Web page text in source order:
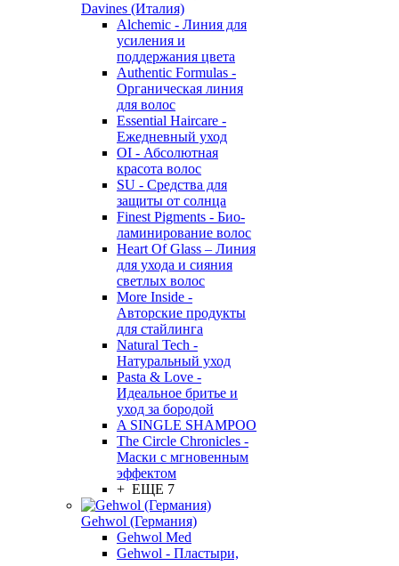
Davines (Италия)
Alchemic - Линия для
усиления и
поддержания цвета
Authentic Formulas -
Органическая линия
для волос
Essential Haircare -
Eжедневный уход
OI - Абсолютная
красота волос
SU - Средства для
защиты от солнца
Finest Pigments - Био-
ламинирование волос
Heart Of Glass – Линия
для ухода и сияния
светлых волос
More Inside -
Авторские продукты
для стайлинга
Natural Tech -
Натуральный уход
Pasta & Love -
Идеальное бритье и
уход за бородой
A SINGLE SHAMPOO
The Circle Chronicles -
Маски с мгновенным
эффектом
+ ЕЩЕ 7
Gehwol (Германия)
Gehwol Med
Gehwol - Пластыри,